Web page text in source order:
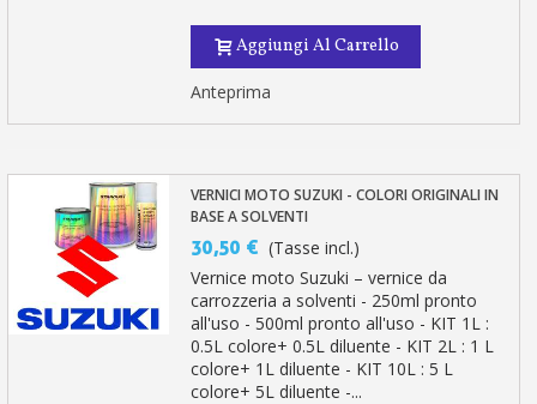
Aggiungi Al Carrello
Anteprima
VERNICI MOTO SUZUKI - COLORI ORIGINALI IN
BASE A SOLVENTI
30,50 € (Tasse incl.)
Vernice moto Suzuki – vernice da
carrozzeria a solventi - 250ml pronto
all'uso - 500ml pronto all'uso - KIT 1L :
0.5L colore+ 0.5L diluente - KIT 2L : 1 L
colore+ 1L diluente - KIT 10L : 5 L
colore+ 5L diluente -...